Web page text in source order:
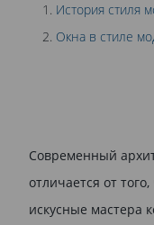
История стиля
Окна в стиле
Современный
отличается от
искусные мастера